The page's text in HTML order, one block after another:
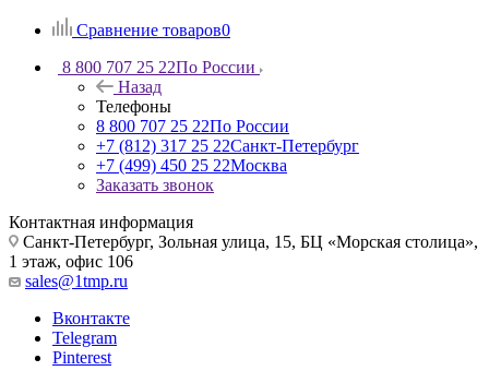
Сравнение товаров0
8 800 707 25 22По России
Назад
Телефоны
8 800 707 25 22По России
+7 (812) 317 25 22Санкт-Петербург
+7 (499) 450 25 22Москва
Заказать звонок
Контактная информация
Санкт-Петербург, Зольная улица, 15, БЦ «Морская столица»,
1 этаж, офис 106
sales@1tmp.ru
Вконтакте
Telegram
Pinterest